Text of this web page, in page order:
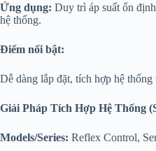
Ứng dụng: Duy trì áp suất ổn
hệ thống.
Điểm nổi bật:
Dễ dàng lắp đặt, tích hợp hệ thống
Giải Pháp Tích Hợp Hệ Thống
Models/Series: Reflex Control,